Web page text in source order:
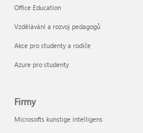
Office Education
Vzdělávání a rozvoj pedagogů
Akce pro studenty a rodiče
Azure pro studenty
Firmy
Microsofts kunstige intelligens